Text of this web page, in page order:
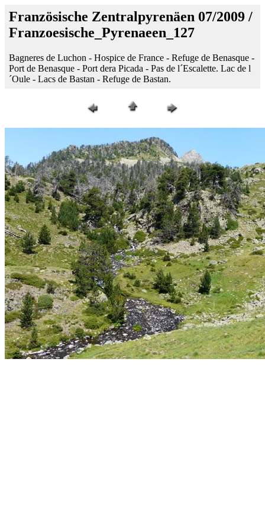
Französische Zentralpyrenäen 07/2009 /
Franzoesische_Pyrenaeen_127
Bagneres de Luchon - Hospice de France - Refuge de Benasque -
Port de Benasque - Port dera Picada - Pas de l´Escalette. Lac de l
´Oule - Lacs de Bastan - Refuge de Bastan.